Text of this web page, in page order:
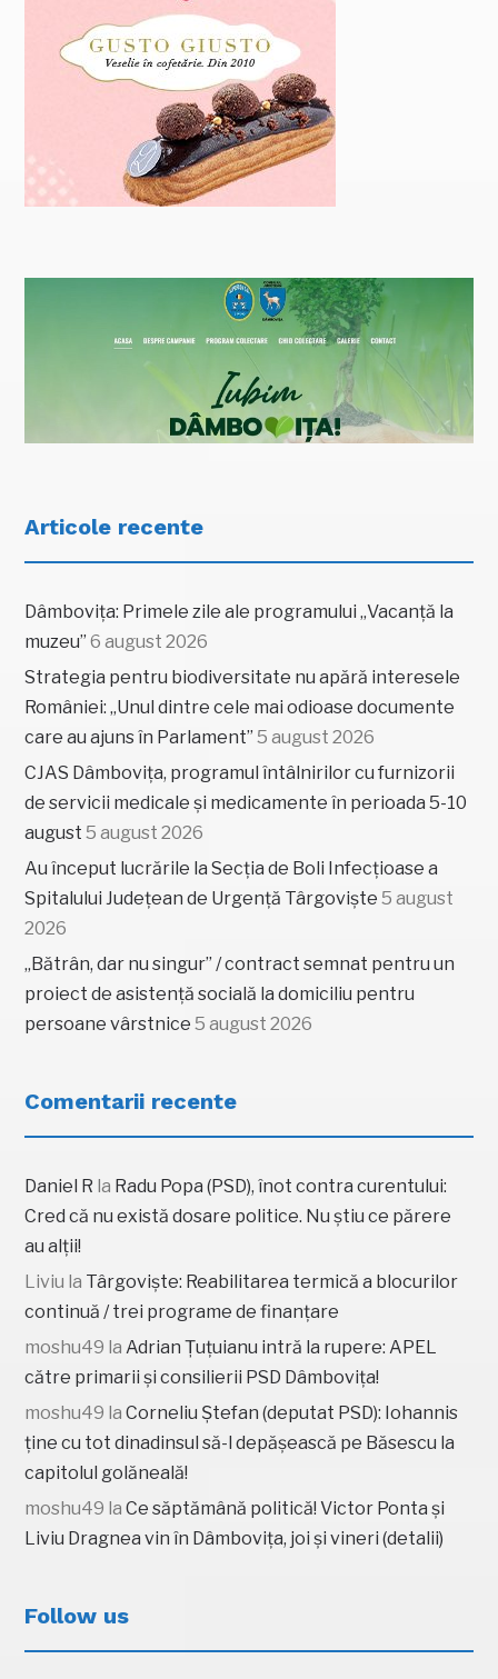
Articole recente
Dâmbovița: Primele zile ale programului „Vacanță la
muzeu” 6 august 2026
Strategia pentru biodiversitate nu apără interesele
României: „Unul dintre cele mai odioase documente
care au ajuns în Parlament” 5 august 2026
CJAS Dâmbovița, programul întâlnirilor cu furnizorii
de servicii medicale și medicamente în perioada 5-10
august 5 august 2026
Au început lucrările la Secția de Boli Infecțioase a
Spitalului Județean de Urgență Târgoviște 5 august
2026
„Bătrân, dar nu singur” / contract semnat pentru un
proiect de asistență socială la domiciliu pentru
persoane vârstnice 5 august 2026
Comentarii recente
Daniel R la Radu Popa (PSD), înot contra curentului:
Cred că nu există dosare politice. Nu știu ce părere
au alții!
Liviu la Târgoviște: Reabilitarea termică a blocurilor
continuă / trei programe de finanțare
moshu49 laAdrian Țuțuianu intră la rupere: APEL
către primarii și consilierii PSD Dâmbovița!
moshu49 laCorneliu Ștefan (deputat PSD): Iohannis
ține cu tot dinadinsul să-l depășească pe Băsescu la
capitolul golăneală!
moshu49 laCe săptămână politică! Victor Ponta și
Liviu Dragnea vin în Dâmbovița, joi și vineri (detalii)
Follow us